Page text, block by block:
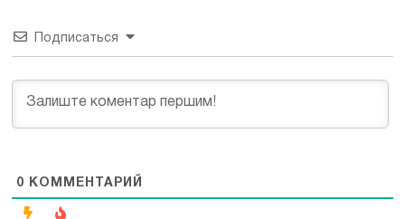
Подписаться
0 КОММЕНТАРИЙ